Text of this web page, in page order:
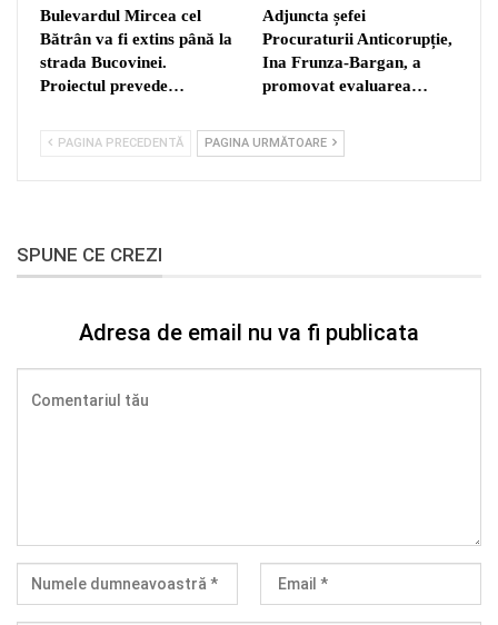
Bulevardul Mircea cel
Bătrân va fi extins până la
strada Bucovinei.
Proiectul prevede…
Adjuncta șefei
Procuraturii Anticorupție,
Ina Frunza-Bargan, a
promovat evaluarea…
PAGINA PRECEDENTĂ PAGINA URMĂTOARE
SPUNE CE CREZI
Adresa de email nu va fi publicata